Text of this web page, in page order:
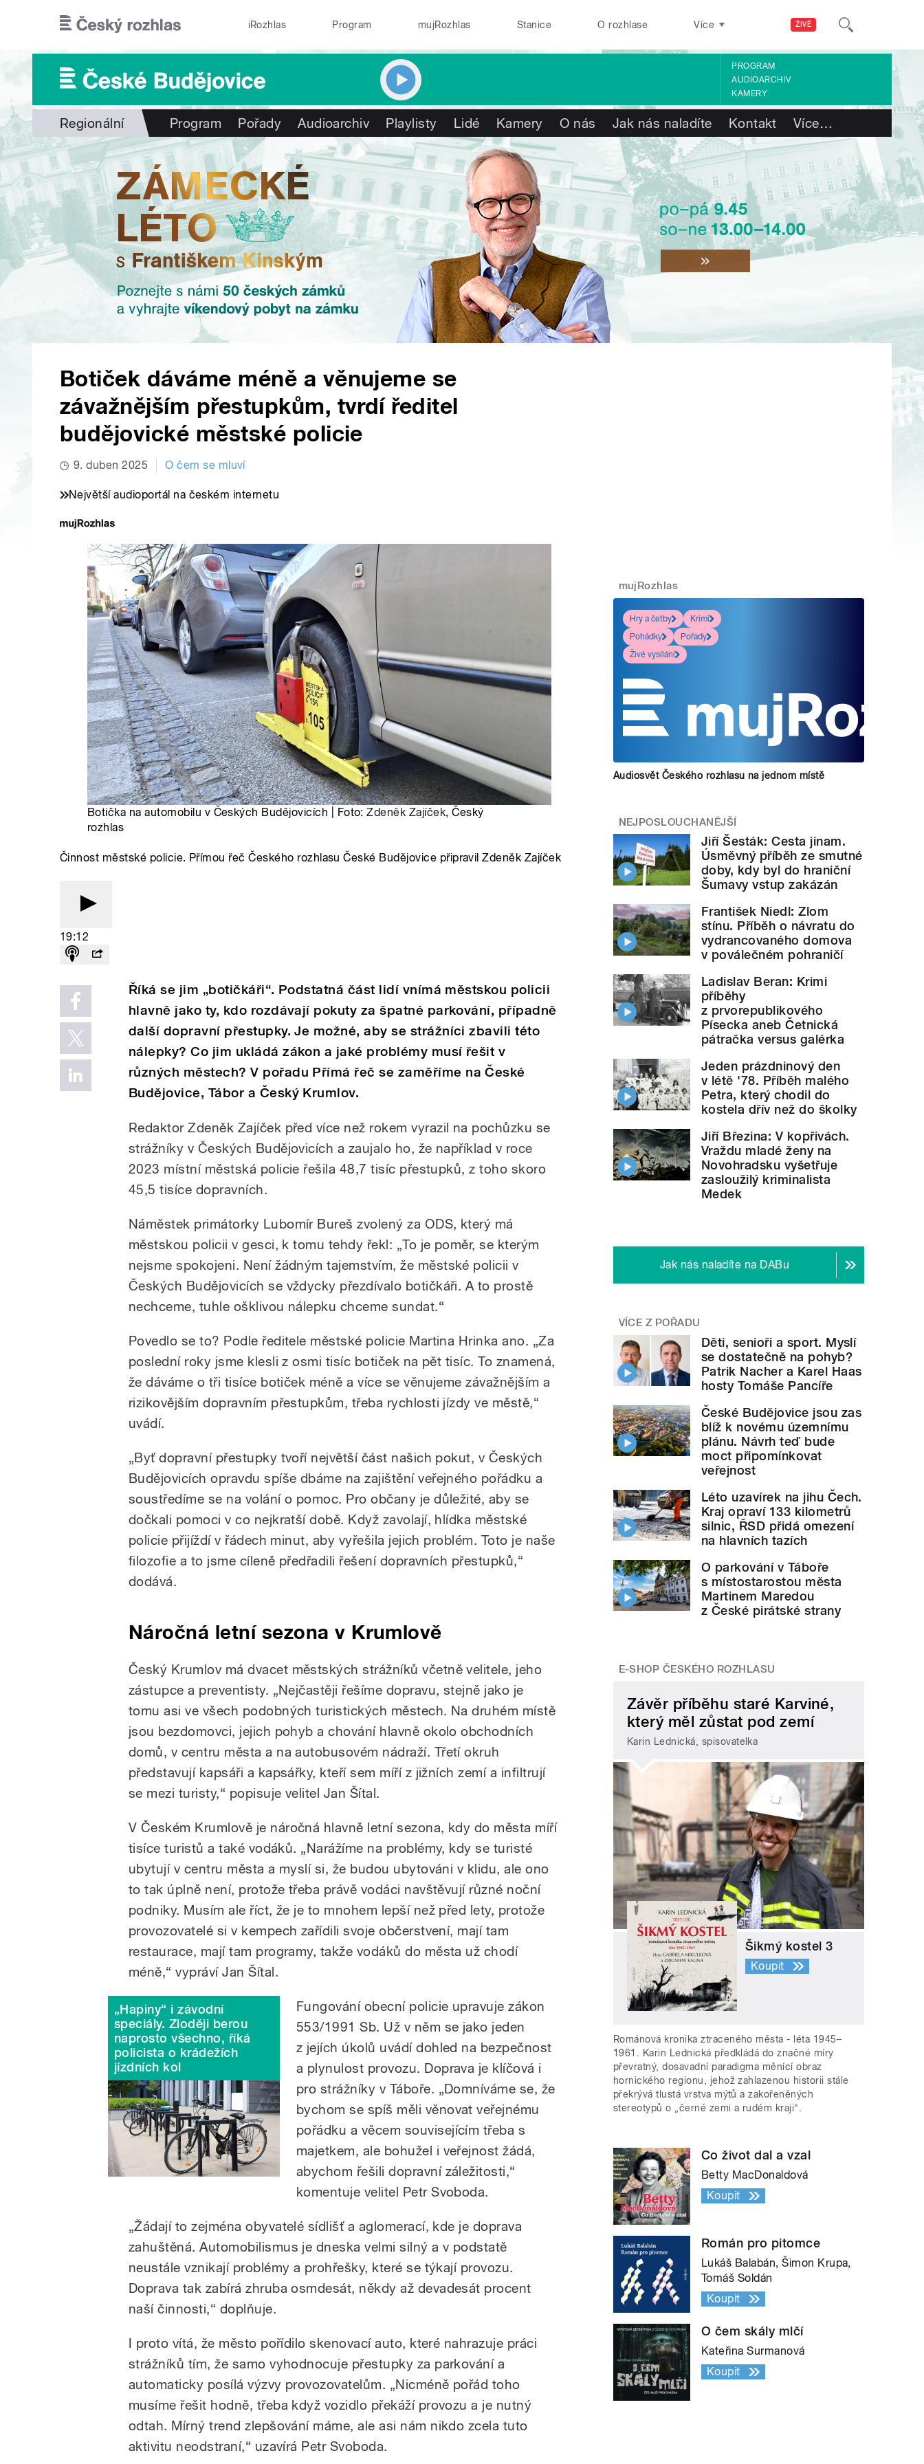
ŽIVĚ
iRozhlas Program mujRozhlas Stanice O rozhlase Více
PROGRAM
AUDIOARCHIV
KAMERY
Regionální Program Pořady Audioarchiv Playlisty Lidé Kamery O nás Jak nás naladíte Kontakt Více…
Botiček dáváme méně a věnujeme se
závažnějším přestupkům, tvrdí ředitel
budějovické městské policie
9. duben 2025 O čem se mluví
Největší audioportál na českém internetu
Botička na automobilu v Českých Budějovicích | Foto:Zdeněk Zajíček, Český
rozhlas
Činnost městské policie. Přímou řeč Českého rozhlasu České Budějovice připravil Zdeněk Zajíček
19:12
Říká se jim „botičkáři“. Podstatná část lidí vnímá městskou policii
hlavně jako ty, kdo rozdávají pokuty za špatné parkování, případně
další dopravní přestupky. Je možné, aby se strážníci zbavili této
nálepky? Co jim ukládá zákon a jaké problémy musí řešit v
různých městech? V pořadu Přímá řeč se zaměříme na České
Budějovice, Tábor a Český Krumlov.
Redaktor Zdeněk Zajíček před více než rokem vyrazil na pochůzku se
strážníky v Českých Budějovicích a zaujalo ho, že například v roce
2023 místní městská policie řešila 48,7 tisíc přestupků, z toho skoro
45,5 tisíce dopravních.
Náměstek primátorky Lubomír Bureš zvolený za ODS, který má
městskou policii v gesci, k tomu tehdy řekl: „To je poměr, se kterým
nejsme spokojeni. Není žádným tajemstvím, že městské policii v
Českých Budějovicích se vždycky přezdívalo botičkáři. A to prostě
nechceme, tuhle ošklivou nálepku chceme sundat.“
Povedlo se to? Podle ředitele městské policie Martina Hrinka ano. „Za
poslední roky jsme klesli z osmi tisíc botiček na pět tisíc. To znamená,
že dáváme o tři tisíce botiček méně a více se věnujeme závažnějším a
rizikovějším dopravním přestupkům, třeba rychlosti jízdy ve městě,“
uvádí.
„Byť dopravní přestupky tvoří největší část našich pokut, v Českých
Budějovicích opravdu spíše dbáme na zajištění veřejného pořádku a
soustředíme se na volání o pomoc. Pro občany je důležité, aby se
dočkali pomoci v co nejkratší době. Když zavolají, hlídka městské
policie přijíždí v řádech minut, aby vyřešila jejich problém. Toto je naše
filozofie a to jsme cíleně předřadili řešení dopravních přestupků,“
dodává.
Náročná letní sezona v Krumlově
Český Krumlov má dvacet městských strážníků včetně velitele, jeho
zástupce a preventisty. „Nejčastěji řešíme dopravu, stejně jako je
tomu asi ve všech podobných turistických městech. Na druhém místě
jsou bezdomovci, jejich pohyb a chování hlavně okolo obchodních
domů, v centru města a na autobusovém nádraží. Třetí okruh
představují kapsáři a kapsářky, kteří sem míří z jižních zemí a infiltrují
se mezi turisty,“ popisuje velitel Jan Šítal.
V Českém Krumlově je náročná hlavně letní sezona, kdy do města míří
tisíce turistů a také vodáků. „Narážíme na problémy, kdy se turisté
ubytují v centru města a myslí si, že budou ubytováni v klidu, ale ono
to tak úplně není, protože třeba právě vodáci navštěvují různé noční
podniky. Musím ale říct, že je to mnohem lepší než před lety, protože
provozovatelé si v kempech zařídili svoje občerstvení, mají tam
restaurace, mají tam programy, takže vodáků do města už chodí
méně,“ vypráví Jan Šítal.
„Hapiny“ i závodní
speciály. Zloději berou
naprosto všechno, říká
policista o krádežích
jízdních kol
Fungování obecní policie upravuje zákon
553/1991 Sb. Už v něm se jako jeden
z jejích úkolů uvádí dohled na bezpečnost
a plynulost provozu. Doprava je klíčová i
pro strážníky v Táboře. „Domníváme se, že
bychom se spíš měli věnovat veřejnému
pořádku a věcem souvisejícím třeba s
majetkem, ale bohužel i veřejnost žádá,
abychom řešili dopravní záležitosti,“
komentuje velitel Petr Svoboda.
„Žádají to zejména obyvatelé sídlišť a aglomerací, kde je doprava
zahuštěná. Automobilismus je dneska velmi silný a v podstatě
neustále vznikají problémy a prohřešky, které se týkají provozu.
Doprava tak zabírá zhruba osmdesát, někdy až devadesát procent
naší činnosti,“ doplňuje.
I proto vítá, že město pořídilo skenovací auto, které nahrazuje práci
strážníků tím, že samo vyhodnocuje přestupky za parkování a
automaticky posílá výzvy provozovatelům. „Nicméně pořád toho
musíme řešit hodně, třeba když vozidlo překáží provozu a je nutný
odtah. Mírný trend zlepšování máme, ale asi nám nikdo zcela tuto
aktivitu neodstraní,“ uzavírá Petr Svoboda.
mujRozhlas
Hry a četby
Krimi
Pohádky
Pořady
Živé vysílání
Audiosvět Českého rozhlasu na jednom místě
NEJPOSLOUCHANĚJŠÍ
Jiří Šesták: Cesta jinam.
Úsměvný příběh ze smutné
doby, kdy byl do hraniční
Šumavy vstup zakázán
František Niedl: Zlom
stínu. Příběh o návratu do
vydrancovaného domova
v poválečném pohraničí
Ladislav Beran: Krimi
příběhy
z prvorepublikového
Písecka aneb Četnická
pátračka versus galérka
Jeden prázdninový den
v létě '78. Příběh malého
Petra, který chodil do
kostela dřív než do školky
Jiří Březina: V kopřivách.
Vraždu mladé ženy na
Novohradsku vyšetřuje
zasloužilý kriminalista
Medek
Jak nás naladíte na DABu
VÍCE Z POŘADU
Děti, senioři a sport. Myslí
se dostatečně na pohyb?
Patrik Nacher a Karel Haas
hosty Tomáše Pancíře
České Budějovice jsou zas
blíž k novému územnímu
plánu. Návrh teď bude
moct připomínkovat
veřejnost
Léto uzavírek na jihu Čech.
Kraj opraví 133 kilometrů
silnic, ŘSD přidá omezení
na hlavních tazích
O parkování v Táboře
s místostarostou města
Martinem Maredou
z České pirátské strany
E-SHOP ČESKÉHO ROZHLASU
Závěr příběhu staré Karviné,
který měl zůstat pod zemí
Karin Lednická, spisovatelka
Šikmý kostel 3
Koupit
Románová kronika ztraceného města - léta 1945–
1961. Karin Lednická předkládá do značné míry
převratný, dosavadní paradigma měnící obraz
hornického regionu, jehož zahlazenou historii stále
překrývá tlustá vrstva mýtů a zakořeněných
stereotypů o „černé zemi a rudém kraji“.
Co život dal a vzal
Betty MacDonaldová
Koupit
Román pro pitomce
Lukáš Balabán, Šimon Krupa,
Tomáš Soldán
Koupit
O čem skály mlčí
Kateřina Surmanová
Koupit